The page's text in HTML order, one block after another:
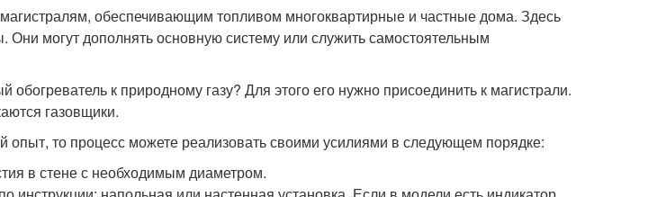
обеспечивающим топливом многоквартирные и частные дома. Здесь
Они могут дополнять основную систему или служить самостоятельным
обогреватель к природному газу? Для этого его нужно присоединить к магистрали.
газовщики.
опыт, то процесс можете реализовать своими усилиями в следующем порядке:
в стене с необходимым диаметром.